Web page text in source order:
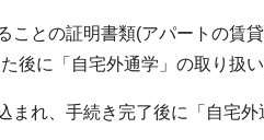
ことの証明書類(アパートの賃
後に「自宅外通学」の取り扱い
れ、手続き完了後に「自宅外